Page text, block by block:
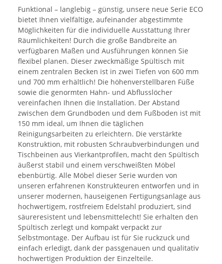
Funktional – langlebig – günstig, unsere neue Serie ECO
bietet Ihnen vielfältige, aufeinander abgestimmte
Möglichkeiten für die individuelle Ausstattung Ihrer
Räumlichkeiten! Durch die große Bandbreite an
verfügbaren Maßen und Ausführungen können Sie
flexibel planen. Dieser zweckmäßige Spültisch mit
einem zentralen Becken ist in zwei Tiefen von 600 mm
und 700 mm erhältlich! Die höhenverstellbaren Füße
sowie die genormten Hahn- und Abflusslöcher
vereinfachen Ihnen die Installation. Der Abstand
zwischen dem Grundboden und dem Fußboden ist mit
150 mm ideal, um Ihnen die täglichen
Reinigungsarbeiten zu erleichtern. Die verstärkte
Konstruktion, mit robusten Schraubverbindungen und
Tischbeinen aus Vierkantprofilen, macht den Spültisch
äußerst stabil und einem verschweißten Möbel
ebenbürtig. Alle Möbel dieser Serie wurden von
unseren erfahrenen Konstrukteuren entworfen und in
unserer modernen, hauseigenen Fertigungsanlage aus
hochwertigem, rostfreiem Edelstahl produziert, sind
säureresistent und lebensmittelecht! Sie erhalten den
Spültisch zerlegt und kompakt verpackt zur
Selbstmontage. Der Aufbau ist für Sie ruckzuck und
einfach erledigt, dank der passgenauen und qualitativ
hochwertigen Produktion der Einzelteile.